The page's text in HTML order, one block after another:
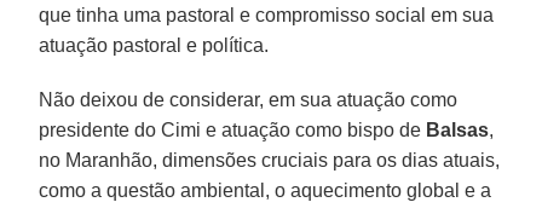
que tinha uma pastoral e compromisso social em sua
atuação pastoral e política.
Não deixou de considerar, em sua atuação como
presidente do Cimi e atuação como bispo de Balsas,
no Maranhão, dimensões cruciais para os dias atuais,
como a questão ambiental, o aquecimento global e a